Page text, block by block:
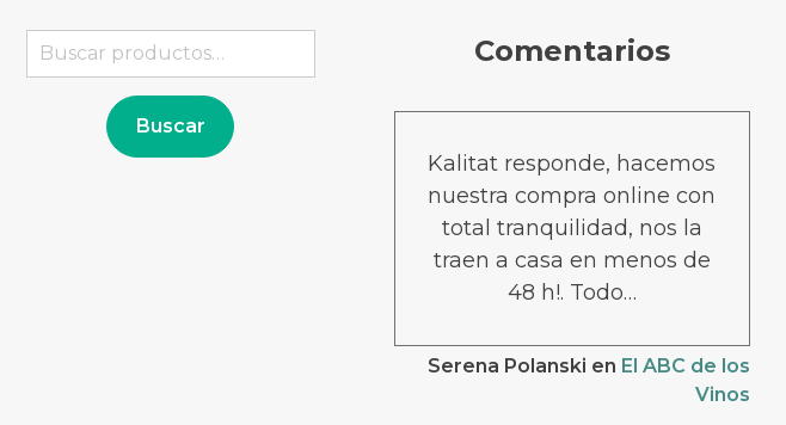
Buscar
por:
Buscar
Comentarios
Kalitat responde, hacemos
nuestra compra online con
total tranquilidad, nos la
traen a casa en menos de
48 h!. Todo…
Serena Polanski en El ABC de los
Vinos